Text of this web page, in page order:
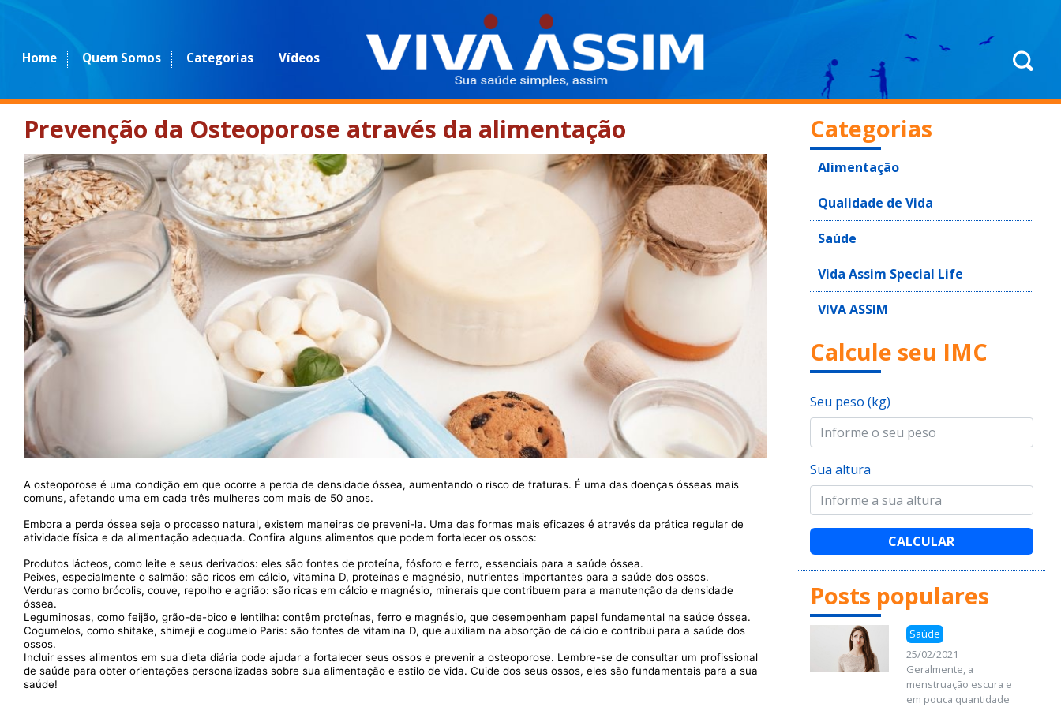
Home Quem Somos Categorias Vídeos
Prevenção da Osteoporose através da alimentação
A osteoporose é uma condição em que ocorre a perda de densidade óssea, aumentando o risco de fraturas. É uma das doenças ósseas mais
comuns, afetando uma em cada três mulheres com mais de 50 anos.
Embora a perda óssea seja o processo natural, existem maneiras de preveni-la. Uma das formas mais eficazes é através da prática regular de
atividade física e da alimentação adequada. Confira alguns alimentos que podem fortalecer os ossos:
Produtos lácteos, como leite e seus derivados: eles são fontes de proteína, fósforo e ferro, essenciais para a saúde óssea.
Peixes, especialmente o salmão: são ricos em cálcio, vitamina D, proteínas e magnésio, nutrientes importantes para a saúde dos ossos.
Verduras como brócolis, couve, repolho e agrião: são ricas em cálcio e magnésio, minerais que contribuem para a manutenção da densidade
óssea.
Leguminosas, como feijão, grão-de-bico e lentilha: contêm proteínas, ferro e magnésio, que desempenham papel fundamental na saúde óssea.
Cogumelos, como shitake, shimeji e cogumelo Paris: são fontes de vitamina D, que auxiliam na absorção de cálcio e contribui para a saúde dos
ossos.
Incluir esses alimentos em sua dieta diária pode ajudar a fortalecer seus ossos e prevenir a osteoporose. Lembre-se de consultar um profissional
de saúde para obter orientações personalizadas sobre sua alimentação e estilo de vida. Cuide dos seus ossos, eles são fundamentais para a sua
saúde!
Categorias
Alimentação
Qualidade de Vida
Saúde
Vida Assim Special Life
VIVA ASSIM
Calcule seu IMC
Seu peso (kg)
Sua altura
CALCULAR
Posts populares
Saúde
25/02/2021
Geralmente, a
menstruação escura e
em pouca quantidade